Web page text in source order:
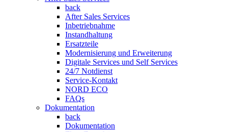
back
After Sales Services
Inbetriebnahme
Instandhaltung
Ersatzteile
Modernisierung und Erweiterung
Digitale Services und Self Services
24/7 Notdienst
Service-Kontakt
NORD ECO
FAQs
Dokumentation
back
Dokumentation